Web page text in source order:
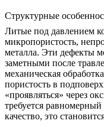
Структурные
Литые под давлением
микропористость,
металла. Эти дефекты
заметными после
механическая
пористость в
«проявляться» через
требуется
качество, это